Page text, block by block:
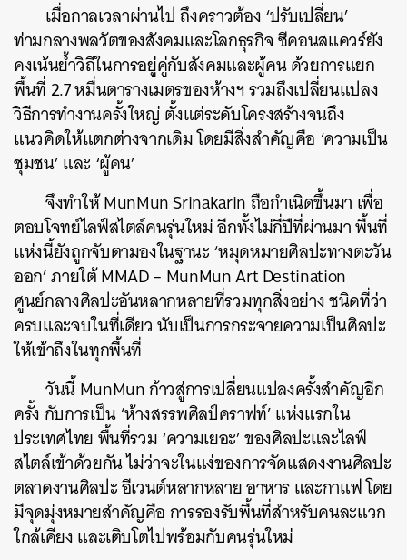
เมื่อกาลเวลาผ่านไป ถึงคราวต้อง ‘ปรับเปลี่ยน’
ท่ามกลางพลวัตของสังคมและโลกธุรกิจ ซีคอนสแควร์ยัง
คงเน้นย้ำวิถีในการอยู่คู่กับสังคมและผู้คน ด้วยการแยก
พื้นที่ 2.7 หมื่นตารางเมตรของห้างฯ รวมถึงเปลี่ยนแปลง
วิธีการทำงานครั้งใหญ่ ตั้งแต่ระดับโครงสร้างจนถึง
แนวคิดให้แตกต่างจากเดิม โดยมีสิ่งสำคัญคือ ‘ความเป็น
ชุมชน’ และ ‘ผู้คน’
จึงทำให้ MunMun Srinakarin ถือกำเนิดขึ้นมา เพื่อ
ตอบโจทย์ไลฟ์สไตล์คนรุ่นใหม่ อีกทั้งไม่กี่ปีที่ผ่านมา พื้นที่
แห่งนี้ยังถูกจับตามองในฐานะ ‘หมุดหมายศิลปะทางตะวัน
ออก’ ภายใต้ MMAD – MunMun Art Destination
ศูนย์กลางศิลปะอันหลากหลายที่รวมทุกสิ่งอย่าง ชนิดที่ว่า
ครบและจบในที่เดียว นับเป็นการกระจายความเป็นศิลปะ
ให้เข้าถึงในทุกพื้นที่
วันนี้ MunMun ก้าวสู่การเปลี่ยนแปลงครั้งสำคัญอีก
ครั้ง กับการเป็น ‘ห้างสรรพศิลป์คราฟท์’ แห่งแรกใน
ประเทศไทย พื้นที่รวม ‘ความเยอะ’ ของศิลปะและไลฟ์
สไตล์เข้าด้วยกัน ไม่ว่าจะในแง่ของการจัดแสดงงานศิลปะ
ตลาดงานศิลปะ อีเวนต์หลากหลาย อาหาร และกาแฟ โดย
มีจุดมุ่งหมายสำคัญคือ การรองรับพื้นที่สำหรับคนละแวก
ใกล้เคียง และเติบโตไปพร้อมกับคนรุ่นใหม่